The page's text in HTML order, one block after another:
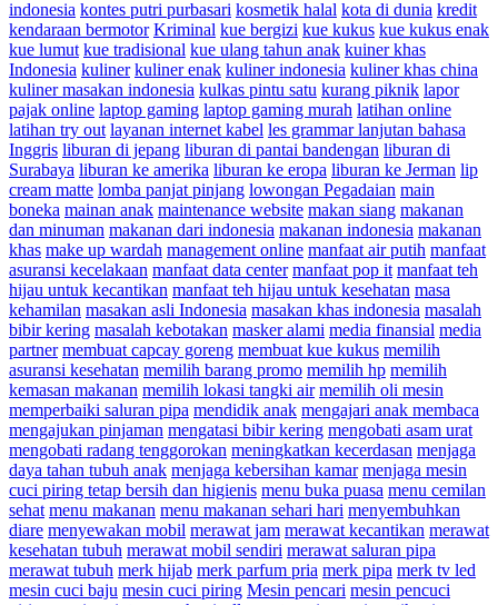
indonesia kontes putri purbasari kosmetik halal kota di dunia kredit
kendaraan bermotor Kriminal kue bergizi kue kukus kue kukus enak
kue lumut kue tradisional kue ulang tahun anak kuiner khas
Indonesia kuliner kuliner enak kuliner indonesia kuliner khas china
kuliner masakan indonesia kulkas pintu satu kurang piknik lapor
pajak online laptop gaming laptop gaming murah latihan online
latihan try out layanan internet kabel les grammar lanjutan bahasa
Inggris liburan di jepang liburan di pantai bandengan liburan di
Surabaya liburan ke amerika liburan ke eropa liburan ke Jerman lip
cream matte lomba panjat pinjang lowongan Pegadaian main
boneka mainan anak maintenance website makan siang makanan
dan minuman makanan dari indonesia makanan indonesia makanan
khas make up wardah management online manfaat air putih manfaat
asuransi kecelakaan manfaat data center manfaat pop it manfaat teh
hijau untuk kecantikan manfaat teh hijau untuk kesehatan masa
kehamilan masakan asli Indonesia masakan khas indonesia masalah
bibir kering masalah kebotakan masker alami media finansial media
partner membuat capcay goreng membuat kue kukus memilih
asuransi kesehatan memilih barang promo memilih hp memilih
kemasan makanan memilih lokasi tangki air memilih oli mesin
memperbaiki saluran pipa mendidik anak mengajari anak membaca
mengajukan pinjaman mengatasi bibir kering mengobati asam urat
mengobati radang tenggorokan meningkatkan kecerdasan menjaga
daya tahan tubuh anak menjaga kebersihan kamar menjaga mesin
cuci piring tetap bersih dan higienis menu buka puasa menu cemilan
sehat menu makanan menu makanan sehari hari menyembuhkan
diare menyewakan mobil merawat jam merawat kecantikan merawat
kesehatan tubuh merawat mobil sendiri merawat saluran pipa
merawat tubuh merk hijab merk parfum pria merk pipa merk tv led
mesin cuci baju mesin cuci piring Mesin pencari mesin pencuci